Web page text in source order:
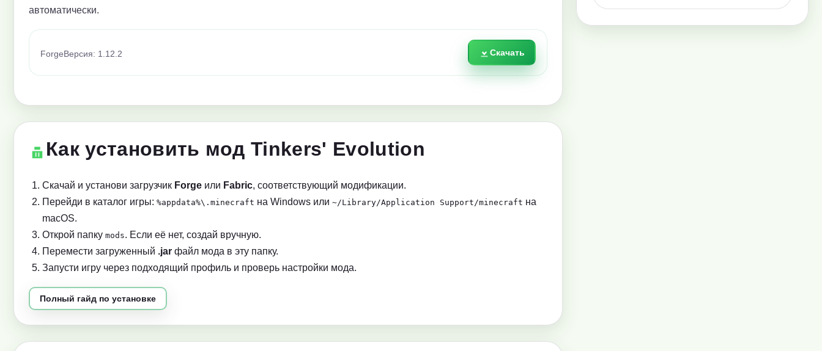
автоматически.
ForgeВерсия: 1.12.2 Скачать
Как установить мод Tinkers' Evolution
Скачай и установи загрузчик Forge или Fabric, соответствующий модификации.
Перейди в каталог игры: %appdata%\.minecraft на Windows или ~/Library/Application Support/minecraft на
macOS.
Открой папку mods. Если её нет, создай вручную.
Перемести загруженный .jar файл мода в эту папку.
Запусти игру через подходящий профиль и проверь настройки мода.
Полный гайд по установке